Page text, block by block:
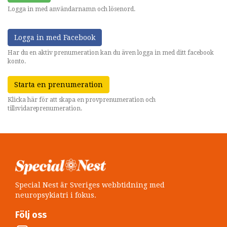
Logga in med användarnamn och lösenord.
Logga in med Facebook
Har du en aktiv prenumeration kan du även logga in med ditt facebook
konto.
Starta en prenumeration
Klicka här för att skapa en provprenumeration och
tillsvidareprenumeration.
Special Nest är Sveriges webbtidning med
neuropsykiatri i fokus.
Följ oss